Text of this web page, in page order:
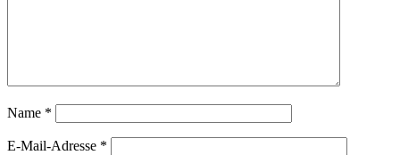
Name *
E-Mail-Adresse *